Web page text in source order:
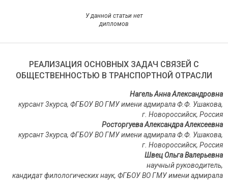
У данной статьи нет
дипломов
РЕАЛИЗАЦИЯ ОСНОВНЫХ ЗАДАЧ СВЯЗЕЙ С
ОБЩЕСТВЕННОСТЬЮ В ТРАНСПОРТНОЙ ОТРАСЛИ
Нагель Анна Александровна
курсант 3курса, ФГБОУ ВО ГМУ имени адмирала Ф.Ф. Ушакова,
г. Новороссийск, Россия
Росторгуева Александра Алексеевна
курсант 3курса, ФГБОУ ВО ГМУ имени адмирала Ф.Ф. Ушакова,
г. Новороссийск, Россия
Швец Ольга Валерьевна
научный руководитель,
кандидат филологических наук, ФГБОУ ВО ГМУ имени адмирала